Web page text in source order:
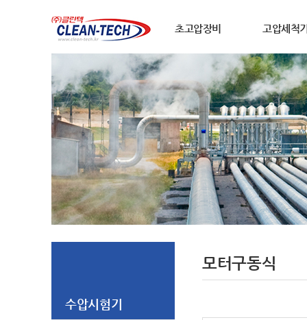
초고압장비 고압세척
수압시험기
모터구동식